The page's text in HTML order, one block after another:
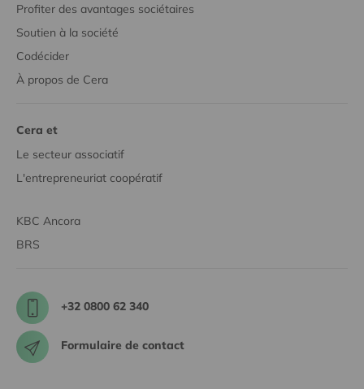
Profiter des avantages sociétaires
Soutien à la société
Codécider
À propos de Cera
Cera et
Le secteur associatif
L'entrepreneuriat coopératif
KBC Ancora
BRS
+32 0800 62 340
Formulaire de contact